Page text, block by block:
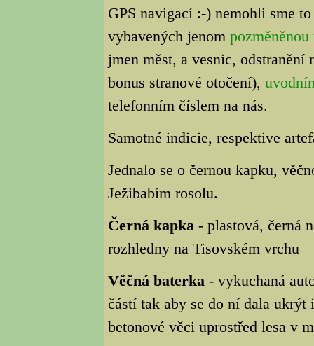
GPS navigací :-) nemohli sme
vybavených jenom pozměněnou
jmen měst, a vesnic,
bonus stranové otočení),
telefonním číslem na nás.
Samotné indicie, respektive
Jednalo se o černou kapku,
Ježibabím rosolu.
Černá kapka- plastová, černá
rozhledny na Tisovském vrchu
Věčná baterka- vykuchaná
částí tak aby se do ní dala
betonové věci uprostřed lesa v